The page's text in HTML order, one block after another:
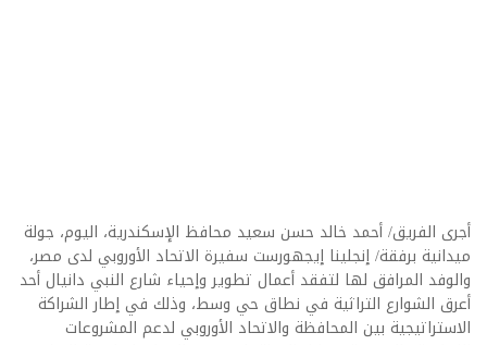
أجرى الفريق/ أحمد خالد حسن سعيد محافظ الإسكندرية، اليوم، جولة
ميدانية برفقة/ إنجلينا إيجهورست سفيرة الاتحاد الأوروبي لدى مصر،
والوفد المرافق لها لتفقد أعمال تطوير وإحياء شارع النبي دانيال أحد
أعرق الشوارع التراثية في نطاق حي وسط، وذلك في إطار الشراكة
الاستراتيجية بين المحافظة والاتحاد الأوروبي لدعم المشروعات